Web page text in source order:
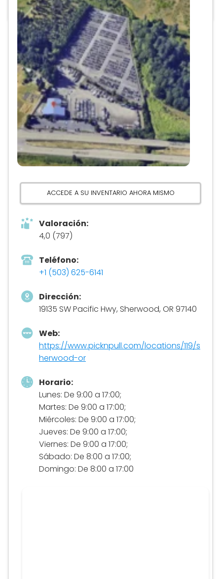
ACCEDE A SU INVENTARIO AHORA MISMO
Valoración:
4,0 (797)
Teléfono:
+1 (503) 625-6141
Dirección:
19135 SW Pacific Hwy, Sherwood, OR 97140
Web:
https://www.picknpull.com/locations/119/s
herwood-or
Horario:
Lunes: De 9:00 a 17:00;
Martes: De 9:00 a 17:00;
Miércoles: De 9:00 a 17:00;
Jueves: De 9:00 a 17:00;
Viernes: De 9:00 a 17:00;
Sábado: De 8:00 a 17:00;
Domingo: De 8:00 a 17:00